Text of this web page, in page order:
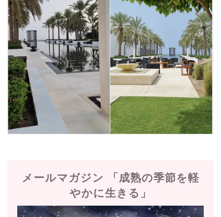
メールマガジン 「成熟の季節を軽
やかに生きる」